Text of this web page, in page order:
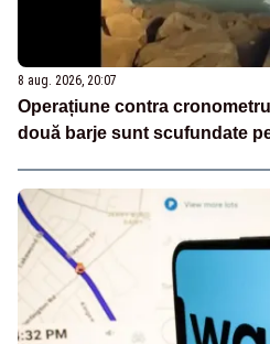
8 aug. 2026, 20:07
Operațiune contra
două barje sunt scufundate